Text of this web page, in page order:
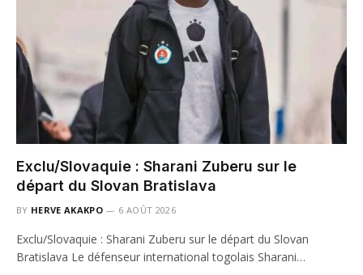
Exclu/Slovaquie : Sharani Zuberu sur le
départ du Slovan Bratislava
BY HERVE AKAKPO 6 AOÛT 2026
Exclu/Slovaquie : Sharani Zuberu sur le départ du Slovan
Bratislava Le défenseur international togolais Sharani…